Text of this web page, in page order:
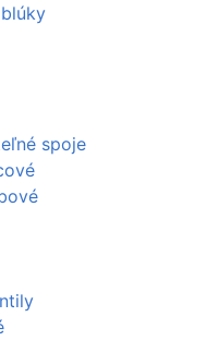
spoje